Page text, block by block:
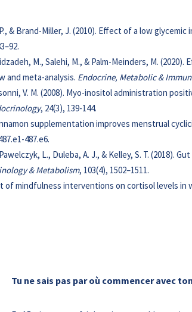
& Brand-Miller, J. (2010). Effect of a low
M., Salehi, M., & Palm-Meinders, M.
and meta-analysis. Endocrine, Metabolic &
V. M. (2008). Myo-inositol administration
, 24(3), 139-144.
supplementation improves menstrual
487.e6.
L., Duleba, A. J., & Kelley, S. T.
& Metabolism, 103(4), 1502–1511.
of mindfulness interventions on cortisol levels
Tu ne sais pas par où commencer avec ton